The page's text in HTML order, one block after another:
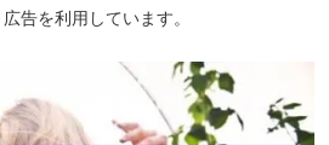
告を利用しています。